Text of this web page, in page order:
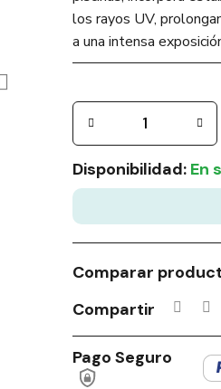
los rayos UV,
a una intensa
Disponibilidad: En
Comparar
Compartir
Pago Seguro